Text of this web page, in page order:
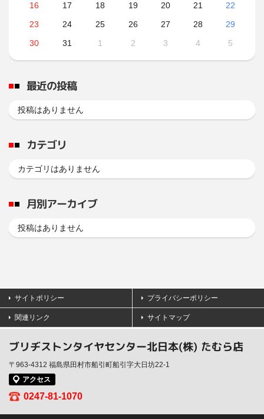
16
17 18 19 20 21
22
23
24 25 26 27 28
29
30
31 1 2 3 4 5
最近の投稿
投稿はありません
カテゴリ
カテゴリはありません
月別アーカイブ
投稿はありません
サイトポリシー プライバシーポリシー
関連リンク サイトマップ
ブリヂストンタイヤセンター北日本(株) たむら店
〒963-4312 福島県田村市船引町船引字大日坊22-1
アクセス
0247-81-1070